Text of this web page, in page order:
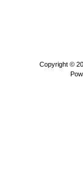
Copyright ©